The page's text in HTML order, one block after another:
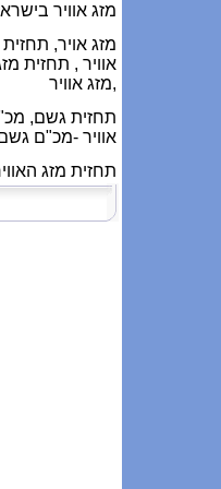
מזג אוויר
מזג אויר,
אוויר , תחזית
,מזג אוויר
תחזית גשם,
אוויר -מכ"ם
תחזית מזג